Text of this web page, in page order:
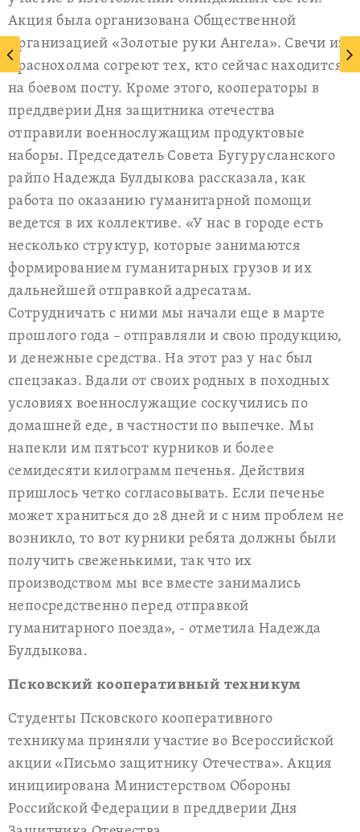
Акция была организована Общественной
Организацией «Золотые руки Ангела». Свечи из
Краснохолма согреют тех, кто сейчас находится
на боевом посту. Кроме этого, кооператоры в
преддверии Дня защитника отечества
отправили военнослужащим продуктовые
наборы. Председатель Совета Бугурусланского
райпо Надежда Булдыкова рассказала, как
работа по оказанию гуманитарной помощи
ведется в их коллективе. «У нас в городе есть
несколько структур, которые занимаются
формированием гуманитарных грузов и их
дальнейшей отправкой адресатам.
Сотрудничать с ними мы начали еще в марте
прошлого года – отправляли и свою продукцию,
и денежные средства. На этот раз у нас был
спецзаказ. Вдали от своих родных в походных
условиях военнослужащие соскучились по
домашней еде, в частности по выпечке. Мы
напекли им пятьсот курников и более
семидесяти килограмм печенья. Действия
пришлось четко согласовывать. Если печенье
может храниться до 28 дней и с ним проблем не
возникло, то вот курники ребята должны были
получить свеженькими, так что их
производством мы все вместе занимались
непосредственно перед отправкой
гуманитарного поезда», - отметила Надежда
Булдыкова.
Псковский кооперативный техникум
Студенты Псковского кооперативного
техникума приняли участие во Всероссийской
акции «Письмо защитнику Отечества». Акция
инициирована Министерством Обороны
Российской Федерации в преддверии Дня